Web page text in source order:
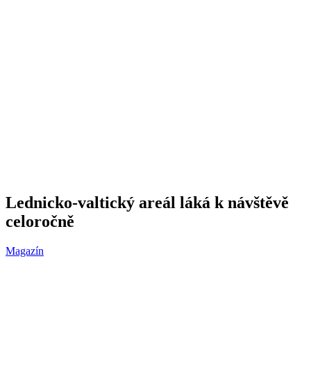
Lednicko-valtický areál láká k návštěvě
celoročně
Magazín